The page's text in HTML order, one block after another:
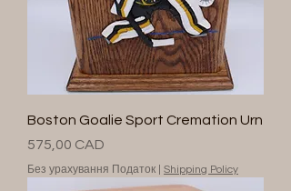
Boston Goalie Sport Cremation Urn
Ціна
575,00 CAD
Без урахування Податок Shipping Policy